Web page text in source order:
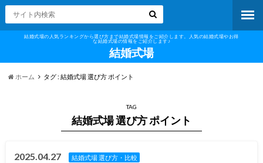
結婚式場の人気ランキングから選び方まで結婚式場情報をご紹介します。人気の結婚式場やお得
な結婚式場の情報をご紹介します♪
結婚式場
ホーム タグ : 結婚式場 選び方 ポイント
TAG
結婚式場 選び方 ポイント
2025.04.27 結婚式場 選び方・比較